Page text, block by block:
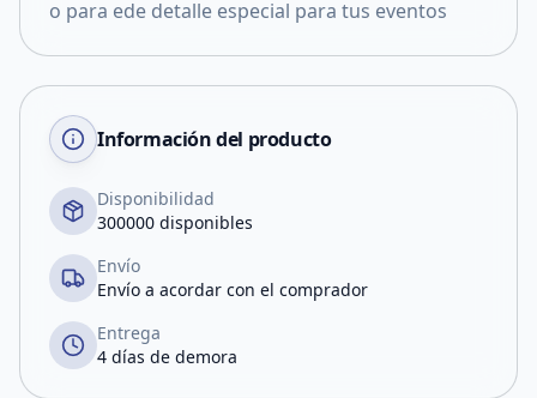
o para ede detalle especial para tus eventos
Información del producto
Disponibilidad
300000 disponibles
Envío
Envío a acordar con el comprador
Entrega
4 días de demora